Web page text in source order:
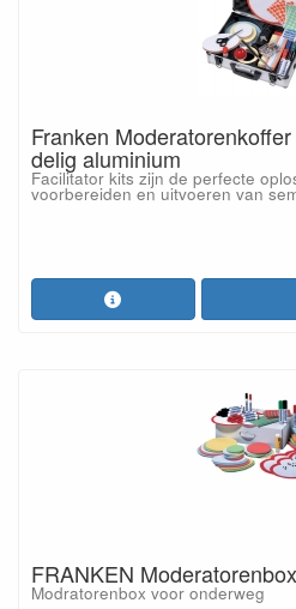
Franken
delig aluminium
Facilitator kits zijn de perfecte
voorbereiden en uitvoeren van
FRANKEN
Modratorenbox voor onderweg